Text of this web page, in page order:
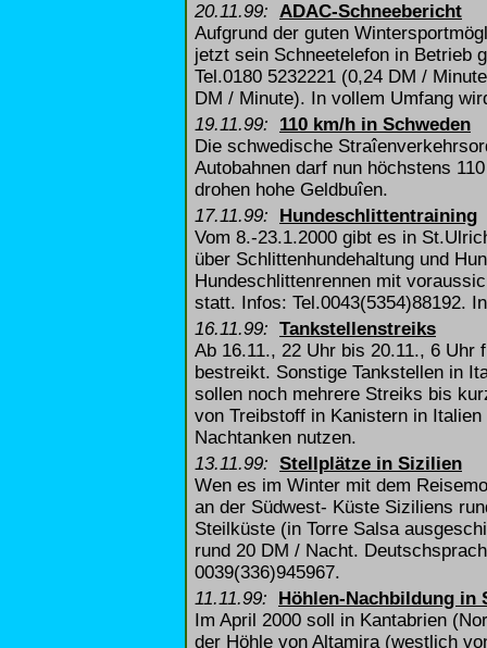
20.11.99: ADAC-Schneebericht
Aufgrund der guten
jetzt sein Schneetelefon in Betrieb
Tel.0180 5232221 (0,24 DM /
DM / Minute). In vollem Umfang
19.11.99:
110 km/h in Schweden
Die schwedische
Autobahnen darf nun höchstens
drohen hohe Geldbuîen.
17.11.99:
Hundeschlittentraining
Vom 8.-23.1.2000 gibt es in
über Schlittenhundehaltung und
Hundeschlittenrennen mit
statt. Infos: Tel.0043(5354)88192.
16.11.99: Tankstellenstreiks
Ab 16.11., 22 Uhr bis 20.11., 6
bestreikt. Sonstige Tankstellen in
sollen noch mehrere Streiks bis
von Treibstoff in Kanistern in
Nachtanken nutzen.
13.11.99: Stellplätze in Sizilien
Wen es im Winter mit dem
an der Südwest- Küste Siziliens
Steilküste (in Torre Salsa
rund 20 DM / Nacht.
0039(336)945967.
11.11.99:
Höhlen-Nachbildung in
Im April 2000 soll in Kantabrien
der Höhle von Altamira (westlich